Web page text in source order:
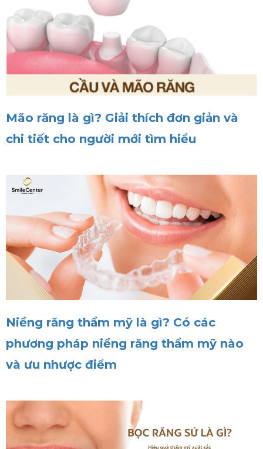
Mão răng là gì? Giải thích đơn giản và
chi tiết cho người mới tìm hiểu
Niềng răng thẩm mỹ là gì? Có các
phương pháp niềng răng thẩm mỹ nào
và ưu nhược điểm